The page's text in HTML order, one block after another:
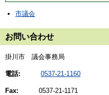
市議会
お問い合わせ
掛川市 議会事務局
電話: 0537-21-1160
Fax: 0537-21-1171